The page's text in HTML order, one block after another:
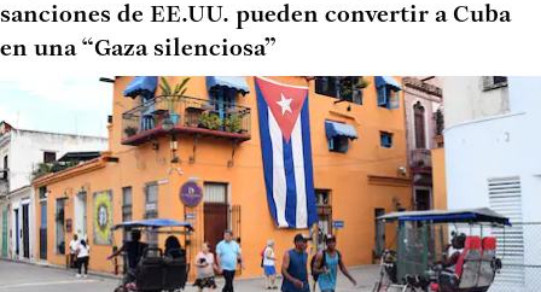
sanciones de EE.UU. pueden convertir a Cuba
en una “Gaza silenciosa”